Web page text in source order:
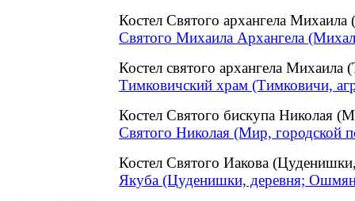
Костел Святого архангела
Святого Михаила Архангела
Костел святого архангела
Тимковичский храм (Тимковичи,
Костел Святого бискупа Николая
Святого Николая (Мир, городской
Костел Святого Иакова
Якуба (Цуденишки, деревня;